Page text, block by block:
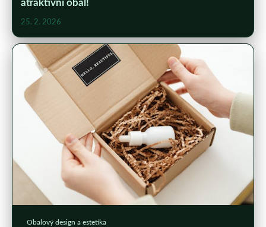
atraktivní obal!
25. 2. 2026
Obalový design a estetika